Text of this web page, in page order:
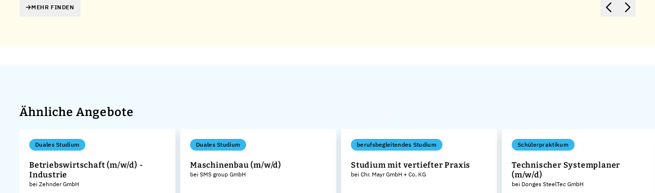
MEHR FINDEN
Ähnliche Angebote
Duales Studium
Betriebswirtschaft (m/w/d) -
Industrie
bei Zehnder GmbH
Duales Studium
Maschinenbau (m/w/d)
bei SMS group GmbH
berufsbegleitendes Studium
Studium mit vertiefter Praxis
bei Chr. Mayr GmbH + Co. KG
Schülerpraktikum
Technischer Systemplaner
(m/w/d)
bei Donges SteelTec GmbH